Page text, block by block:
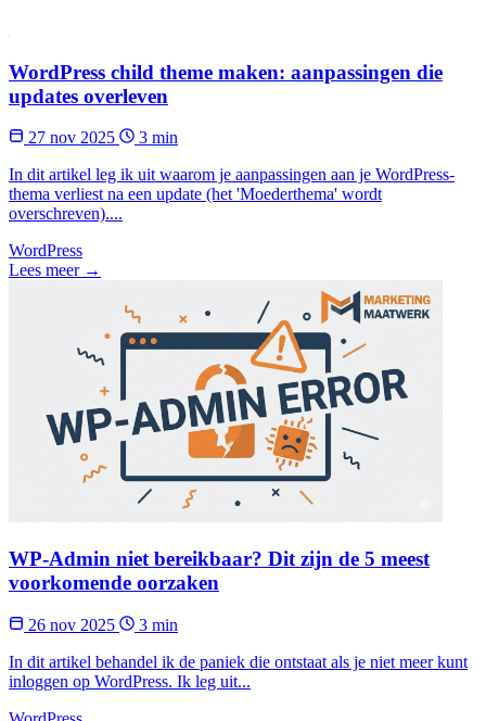
WordPress child theme maken: aanpassingen die
updates overleven
27 nov 2025
3 min
In dit artikel leg ik uit waarom je aanpassingen aan je WordPress-
thema verliest na een update (het 'Moederthema' wordt
overschreven)....
WordPress
Lees meer →
WP-Admin niet bereikbaar? Dit zijn de 5 meest
voorkomende oorzaken
26 nov 2025
3 min
In dit artikel behandel ik de paniek die ontstaat als je niet meer kunt
inloggen op WordPress. Ik leg uit...